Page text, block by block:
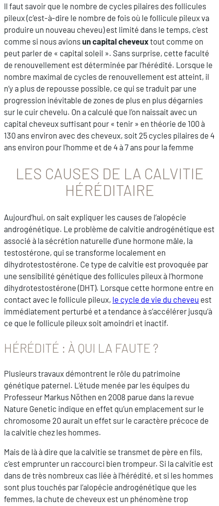
Il faut savoir que le nombre de cycles pilaires des follicules
pileux (c’est-à-dire le nombre de fois où le follicule pileux va
produire un nouveau cheveu) est limité dans le temps, c’est
comme si nous avions un capital cheveuxtout comme on
peut parler de « capital soleil ». Sans surprise, cette faculté
de renouvellement est déterminée par l’hérédité. Lorsque le
nombre maximal de cycles de renouvellement est atteint, il
n’y a plus de repousse possible, ce qui se traduit par une
progression inévitable de zones de plus en plus dégarnies
sur le cuir chevelu. On a calculé que l’on naissait avec un
capital cheveux suffisant pour « tenir » en théorie de 100 à
130 ans environ avec des cheveux, soit 25 cycles pilaires de 4
ans environ pour l’homme et de 4 à 7 ans pour la femme
LES CAUSES DE LA CALVITIE
HÉRÉDITAIRE
Aujourd’hui, on sait expliquer les causes de l’alopécie
androgénétique. Le problème de calvitie androgénétique est
associé à la sécrétion naturelle d’une hormone mâle, la
testostérone, qui se transforme localement en
dihydrotestostérone. Ce type de calvitie est provoquée par
une sensibilité génétique des follicules pileux à l’hormone
dihydrotestostérone (DHT). Lorsque cette hormone entre en
contact avec le follicule pileux, le cycle de vie du cheveu est
immédiatement perturbé et a tendance à s’accélérer jusqu’à
ce que le follicule pileux soit amoindri et inactif.
HÉRÉDITÉ : À QUI LA FAUTE ?
Plusieurs travaux démontrent le rôle du patrimoine
génétique paternel. L’étude menée par les équipes du
Professeur Markus Nöthen en 2008 parue dans la revue
Nature Genetic indique en effet qu’un emplacement sur le
chromosome 20 aurait un effet sur le caractère précoce de
la calvitie chez les hommes.
Mais de là à dire que la calvitie se transmet de père en fils,
c’est emprunter un raccourci bien trompeur. Si la calvitie est
dans de très nombreux cas liée à l’hérédité, et si les hommes
sont plus touchés par l’alopécie androgénétique que les
femmes, la chute de cheveux est un phénomène trop